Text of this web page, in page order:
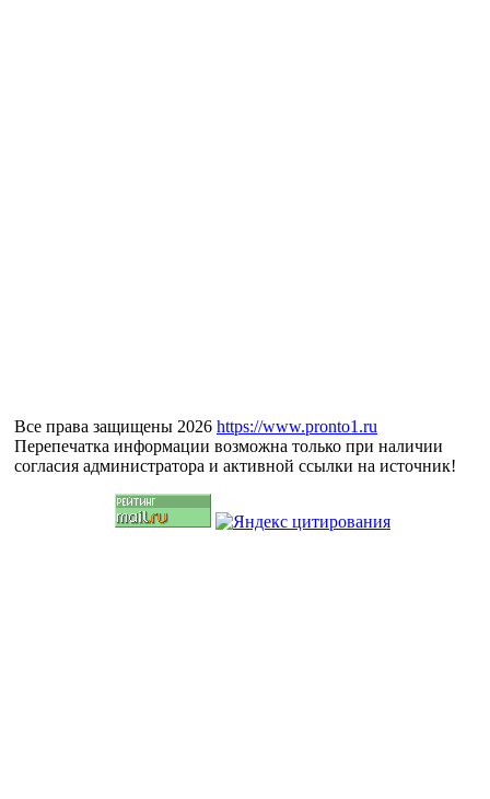
Все права защищены 2026 https://www.pronto1.ru
Перепечатка информации возможна только при наличии
согласия администратора и активной ссылки на источник!